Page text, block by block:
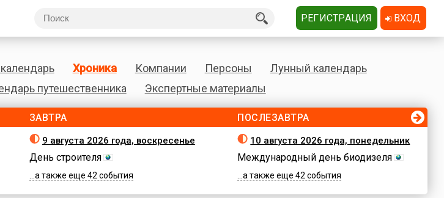
Хроника Компании Персоны
Лунный календарь
путешественника Экспертные материалы
ЗАВТРА
9 августа 2026 года, воскресенье
День строителя
...а также еще 42 события
ПОСЛЕЗАВТРА
10 августа 2026 года, понедельник
Международный день биодизеля
...а также еще 42 события
РЕГИСТРАЦИЯ ВХОД